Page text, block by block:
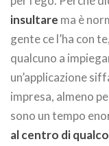
insultare ma è
gente ce l’ha con
qualcuno a
un’applicazione
impresa, almeno
sono un tempo
al centro di